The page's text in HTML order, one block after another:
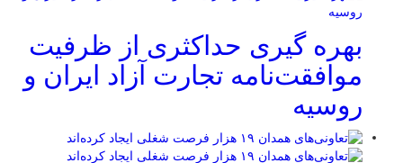
بهره گیری حداکثری از ظرفیت
موافقت‌نامه تجارت آزاد ایران و
روسیه